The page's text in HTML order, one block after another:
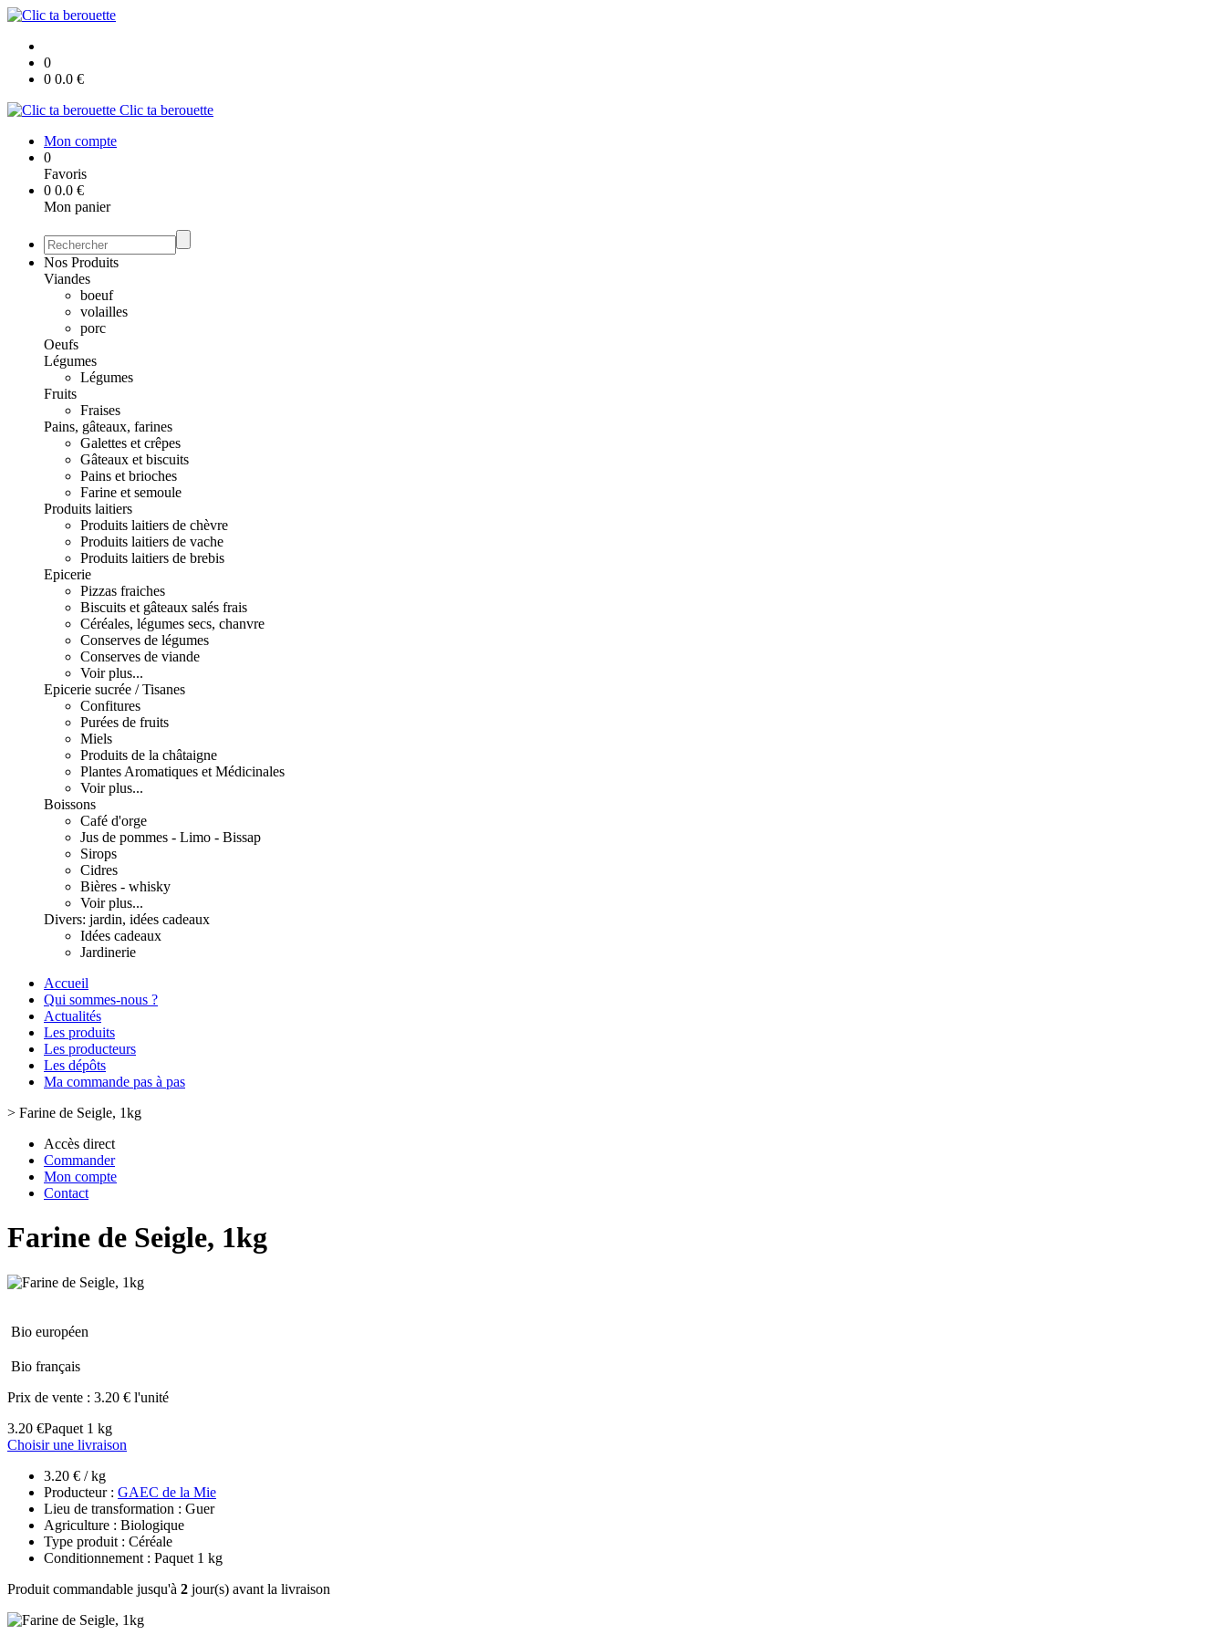
0
0 0.0 €
Clic ta berouette
Mon compte
0
Favoris
0 0.0 €
Mon panier
Nos Produits
Viandes
boeuf
volailles
porc
Oeufs
Légumes
Légumes
Fruits
Fraises
Pains, gâteaux, farines
Galettes et crêpes
Gâteaux et biscuits
Pains et brioches
Farine et semoule
Produits laitiers
Produits laitiers de chèvre
Produits laitiers de vache
Produits laitiers de brebis
Epicerie
Pizzas fraiches
Biscuits et gâteaux salés frais
Céréales, légumes secs, chanvre
Conserves de légumes
Conserves de viande
Voir plus...
Epicerie sucrée / Tisanes
Confitures
Purées de fruits
Miels
Produits de la châtaigne
Plantes Aromatiques et Médicinales
Voir plus...
Boissons
Café d'orge
Jus de pommes - Limo - Bissap
Sirops
Cidres
Bières - whisky
Voir plus...
Divers: jardin, idées cadeaux
Idées cadeaux
Jardinerie
Accueil
Qui sommes-nous ?
Actualités
Les produits
Les producteurs
Les dépôts
Ma commande pas à pas
> Farine de Seigle, 1kg
Accès direct
Commander
Mon compte
Contact
Farine de Seigle, 1kg
Bio européen
Bio français
Prix de vente : 3.20 € l'unité
3.20 €Paquet 1 kg
Choisir une livraison
3.20 € / kg
Producteur : GAEC de la Mie
Lieu de transformation : Guer
Agriculture : Biologique
Type produit : Céréale
Conditionnement : Paquet 1 kg
Produit commandable jusqu'à 2 jour(s) avant la livraison